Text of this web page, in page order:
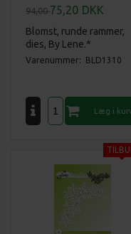
94,0075,20 DKK
Blomst, runde rammer,
dies, By Lene.*
Varenummer: BLD1310